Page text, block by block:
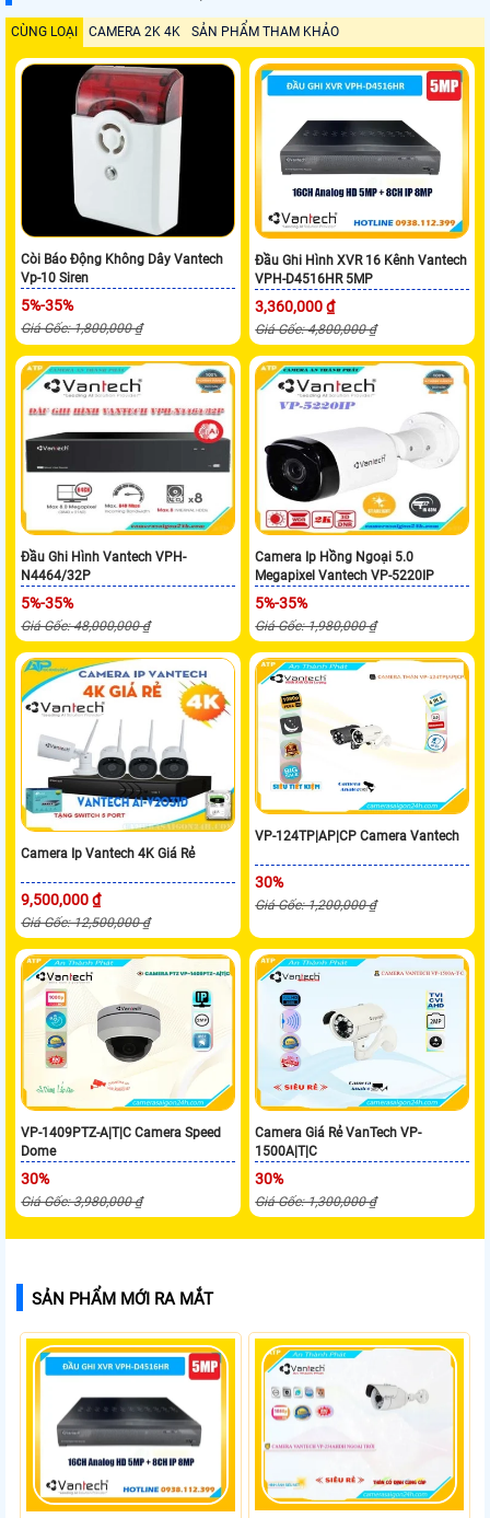
CÙNG LOẠI CAMERA 2K 4K SẢN PHẨM THAM KHẢO
Còi Báo Động Không Dây Vantech
Vp-10 Siren
5%-35%
Giá Gốc: 1,800,000 ₫
Đầu Ghi Hình XVR 16 Kênh Vantech
VPH-D4516HR 5MP
3,360,000 ₫
Giá Gốc: 4,800,000 ₫
Đầu Ghi Hình Vantech VPH-
N4464/32P
5%-35%
Giá Gốc: 48,000,000 ₫
Camera Ip Hồng Ngoại 5.0
Megapixel Vantech VP-5220IP
5%-35%
Giá Gốc: 1,980,000 ₫
Camera Ip Vantech 4K Giá Rẻ
9,500,000 ₫
Giá Gốc: 12,500,000 ₫
VP-124TP|AP|CP Camera Vantech
30%
Giá Gốc: 1,200,000 ₫
VP-1409PTZ-A|T|C Camera Speed
Dome
30%
Giá Gốc: 3,980,000 ₫
Camera Giá Rẻ VanTech VP-
1500A|T|C
30%
Giá Gốc: 1,300,000 ₫
SẢN PHẨM MỚI RA MẮT